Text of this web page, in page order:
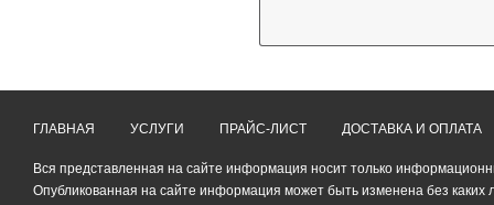
ГЛАВНАЯ УСЛУГИ ПРАЙС-ЛИСТ ДОСТАВКА И ОПЛАТА
Вся представленная на сайте информация носит только
Опубликованная на сайте информация может быть изменена без каких